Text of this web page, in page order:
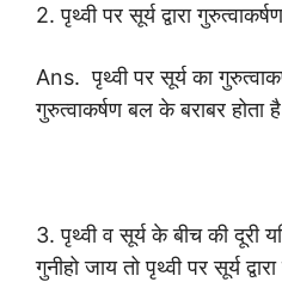
2. पृथ्वी पर सूर्य द्वारा
Ans. पृथ्वी पर सूर्य का
गुरुत्वाकर्षण बल के बराबर होता
3. पृथ्वी व सूर्य के बीच की दूरी
गुनीहो जाय तो पृथ्वी पर सूर्य